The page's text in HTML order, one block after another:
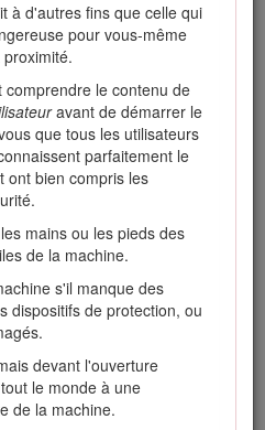
à d'autres fins que celle qui
pour vous-même
comprendre le contenu de
avant de démarrer le
que tous les utilisateurs
parfaitement le
ont bien compris les
mains ou les pieds des
de la machine.
s'il manque des
dispositifs de protection, ou
devant l'ouverture
le monde à une
de la machine.
les terrains de sports et les
Elle n'est pas conçue pour
végétation sur le bord des
agricoles.
pour apprendre comment
votre produit, et éviter de
Vous êtes responsable de
produit.
de formation à la sécurité
pour tout renseignement
pour obtenir
ou pour enregistrer votre
service, des pièces Toro
complémentaires,
de modèle et de série du